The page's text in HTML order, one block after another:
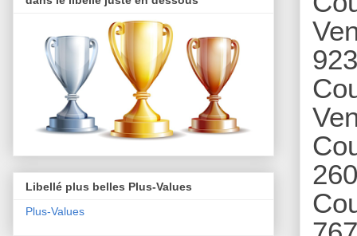
Libellé plus belles Plus-Values
Plus-Values